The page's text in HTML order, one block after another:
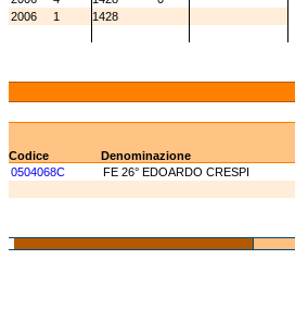
2006
1 1428
Codice
Denominazione
0504068C
FE 26° EDOARDO CRESPI